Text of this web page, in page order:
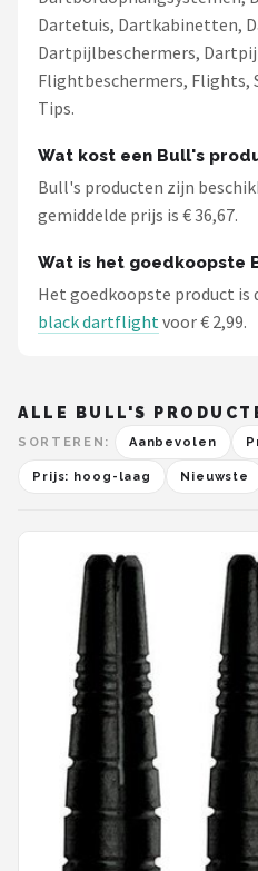
Dartetuis, Dartkabinetten,
Dartpijlbeschermers,
Flightbeschermers, Flights,
Tips.
Wat kost een Bull's
Bull's producten zijn
gemiddelde prijs is € 36,67.
Wat is het goedkoopste
Het goedkoopste product is
black dartflightvoor € 2,99.
ALLE BULL'S
SORTEREN: Aanbevolen
Prijs: hoog-laag Nieuwste